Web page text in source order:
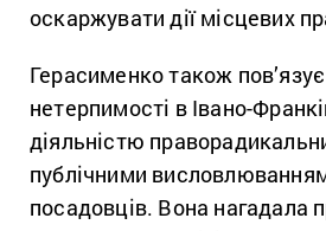
оскаржувати дії місцевих
Герасименко також
нетерпимості в Івано-
діяльністю
публічними
посадовців. Вона нагадала